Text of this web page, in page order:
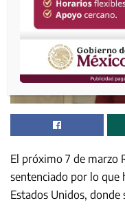
El próximo 7 de marzo
sentenciado por lo que
Estados Unidos, donde